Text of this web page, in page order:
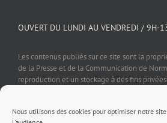
Nous utilisons des cookies pour optimiser notre
OUVERT DU LUNDI AU VENDREDI / 9H-
Les contenus publiés sur ce site sont la
de la Presse et de la Communication de
reproduction et un stockage à des fins